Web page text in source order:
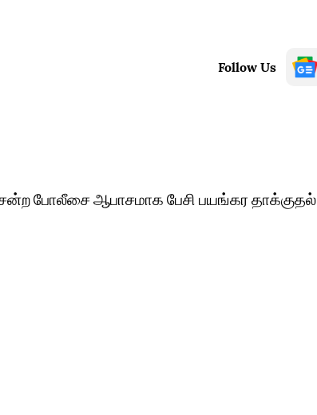
Follow Us
போலீசை ஆபாசமாக பேசி பயங்கர தாக்குதல்